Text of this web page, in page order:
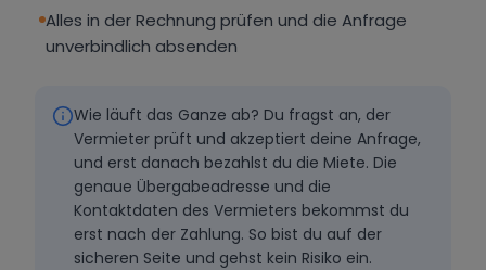
Alles in der Rechnung prüfen und die Anfrage
unverbindlich absenden
Wie läuft das Ganze ab? Du fragst an, der
Vermieter prüft und akzeptiert deine Anfrage,
und erst danach bezahlst du die Miete. Die
genaue Übergabeadresse und die
Kontaktdaten des Vermieters bekommst du
erst nach der Zahlung. So bist du auf der
sicheren Seite und gehst kein Risiko ein.